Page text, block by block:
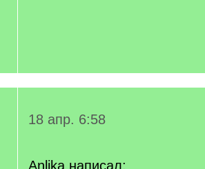
18 апр. 6:58
Anlika написал: